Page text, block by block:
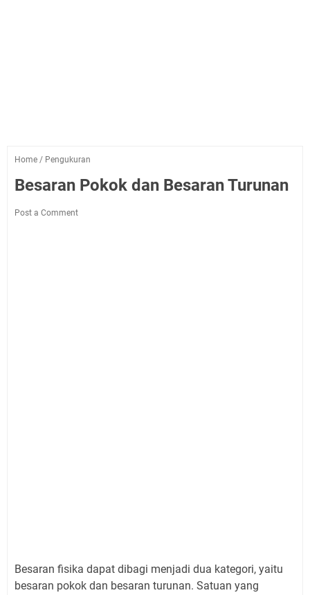
Home / Pengukuran
Besaran Pokok dan Besaran Turunan
Post a Comment
Besaran fisika dapat dibagi menjadi dua kategori, yaitu
besaran pokok dan besaran turunan. Satuan yang